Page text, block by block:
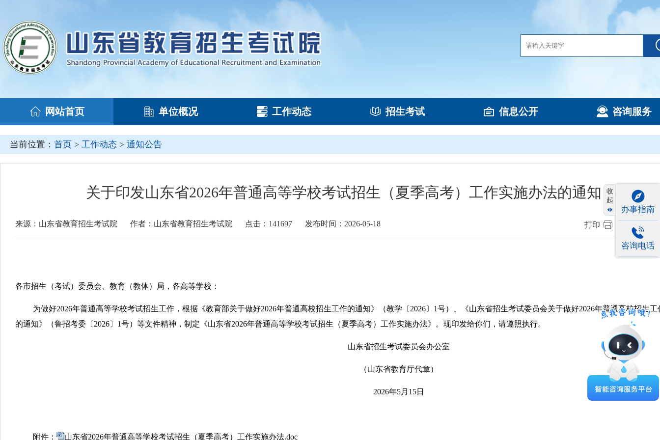
网站首页 单位概况 工作动态 招生考试 信息公开 咨询服务
当前位置： 首页 > 工作动态 > 通知公告
关于印发山东省2026年普通高等学校考试招生（夏季高考）工作实施办法的通知
来源：山东省教育招生考试院 作者：山东省教育招生考试院 点击：141697 发布时间：2026-05-18 打印
各市招生（考试）委员会、教育（教体）局，各高等学校：
为做好2026年普通高等学校考试招生工作，根据《教育部关于做好2026年普通高校招生工作的通知》（教学〔2026〕1号）、《山东省招生考试委员会关于做好2026年普通高校招生工
的通知》（鲁招考委〔2026〕1号）等文件精神，制定《山东省2026年普通高等学校考试招生（夏季高考）工作实施办法》。现印发给你们，请遵照执行。
山东省招生考试委员会办公室
（山东省教育厅代章）
2026年5月15日
附件： 山东省2026年普通高等学校考试招生（夏季高考）工作实施办法.doc
收
起
办事指南
咨询电话